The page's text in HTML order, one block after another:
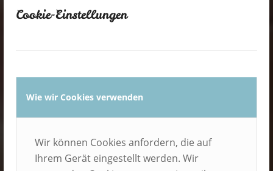
Cookie-Einstellungen
Wie wir Cookies verwenden
Wir können Cookies anfordern, die auf
Ihrem Gerät eingestellt werden. Wir